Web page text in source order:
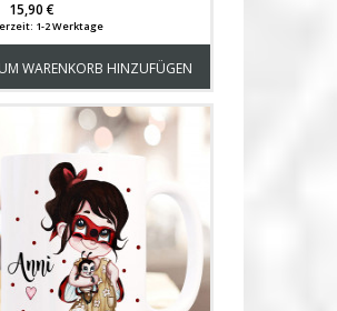
15,90 €
1-2 Werktage
WARENKORB HINZUFÜGEN